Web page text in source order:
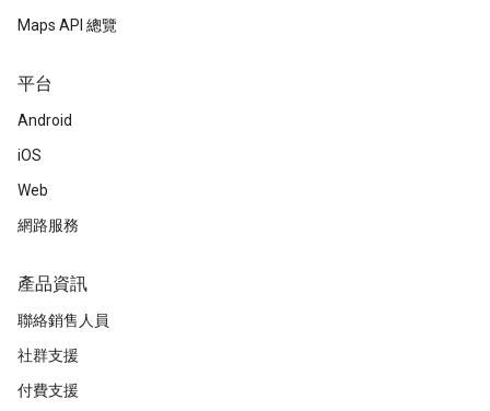
Maps API 總覽
平台
Android
iOS
Web
網路服務
產品資訊
聯絡銷售人員
社群支援
付費支援